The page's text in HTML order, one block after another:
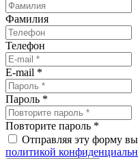
Фамилия
Телефон
E-mail *
Пароль *
Повторите пароль *
Отправляя эту форму
политикой